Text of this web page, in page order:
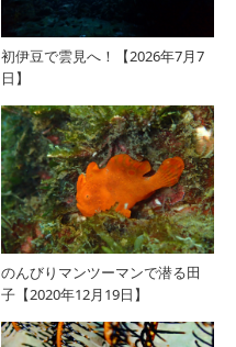
初伊豆で雲見へ！【2026年7月7
日】
のんびりマンツーマンで潜る田
子【2020年12月19日】